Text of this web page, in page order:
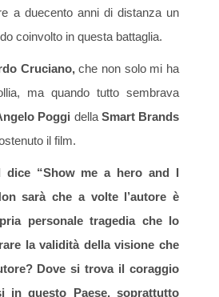
a duecento anni di distanza un
coinvolto in questa battaglia.
Cruciano,che non solo mi ha
ma quando tutto sembrava
Poggi della Smart Brands
il film.
dice “Show me a hero and I
sarà che a volte l’autore è
personale tragedia che lo
la validità della visione che
Dove si trova il coraggio
in questo Paese, soprattutto